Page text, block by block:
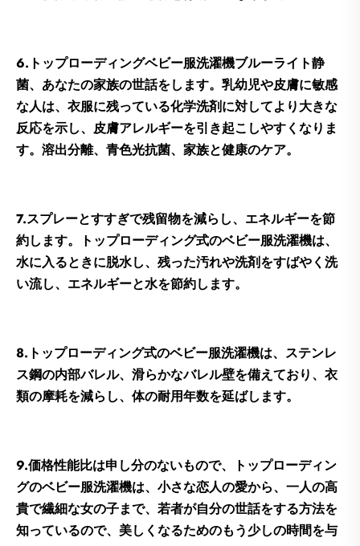
6.トップローディングベビー服洗濯機ブルーライト静
菌、あなたの家族の世話をします。乳幼児や皮膚に敏感
な人は、衣服に残っている化学洗剤に対してより大きな
反応を示し、皮膚アレルギーを引き起こしやすくなりま
す。溶出分離、青色光抗菌、家族と健康のケア。
7.スプレーとすすぎで残留物を減らし、エネルギーを節
約します。トップローディング式のベビー服洗濯機は、
水に入るときに脱水し、残った汚れや洗剤をすばやく洗
い流し、エネルギーと水を節約します。
8.トップローディング式のベビー服洗濯機は、ステンレ
ス鋼の内部バレル、滑らかなバレル壁を備えており、衣
類の摩耗を減らし、体の耐用年数を延ばします。
9.価格性能比は申し分のないもので、トップローディン
グのベビー服洗濯機は、小さな恋人の愛から、一人の高
貴で繊細な女の子まで、若者が自分の世話をする方法を
知っているので、美しくなるためのもう少しの時間を与